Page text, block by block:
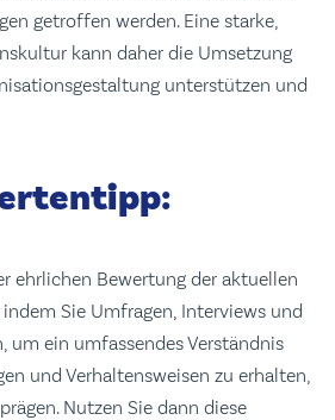
getroffen werden. Eine starke,
kann daher die Umsetzung
unterstützen und
ehrlichen Bewertung der aktuellen
Sie Umfragen, Interviews und
um ein umfassendes Verständnis
und Verhaltensweisen zu erhalten,
Nutzen Sie dann diese